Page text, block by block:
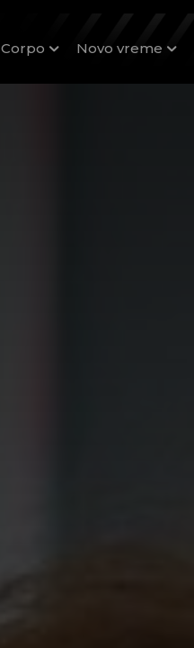
Corpo Novo vreme